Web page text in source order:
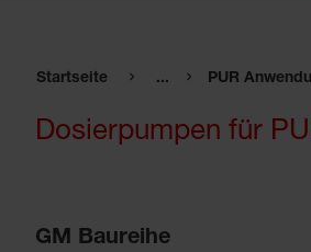
Startseite ... PUR
Dosierpumpen für
GM Baureihe